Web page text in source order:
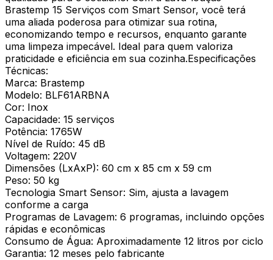
Brastemp 15 Serviços com Smart Sensor, você terá
uma aliada poderosa para otimizar sua rotina,
economizando tempo e recursos, enquanto garante
uma limpeza impecável. Ideal para quem valoriza
praticidade e eficiência em sua cozinha.Especificações
Técnicas:
Marca: Brastemp
Modelo: BLF61ARBNA
Cor: Inox
Capacidade: 15 serviços
Potência: 1765W
Nível de Ruído: 45 dB
Voltagem: 220V
Dimensões (LxAxP): 60 cm x 85 cm x 59 cm
Peso: 50 kg
Tecnologia Smart Sensor: Sim, ajusta a lavagem
conforme a carga
Programas de Lavagem: 6 programas, incluindo opções
rápidas e econômicas
Consumo de Água: Aproximadamente 12 litros por ciclo
Garantia: 12 meses pelo fabricante